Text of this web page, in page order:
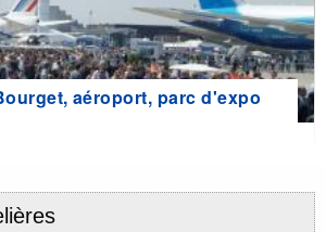
aéroport, parc d'expo